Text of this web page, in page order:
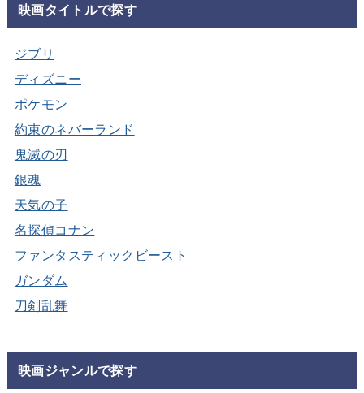
映画タイトルで探す
ジブリ
ディズニー
ポケモン
約束のネバーランド
鬼滅の刃
銀魂
天気の子
名探偵コナン
ファンタスティックビースト
ガンダム
刀剣乱舞
映画ジャンルで探す